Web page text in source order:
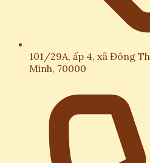
101/29A, ấp 4, xã Đông
Minh, 70000